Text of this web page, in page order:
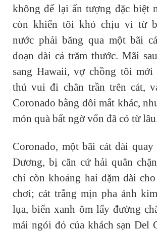
không để lại ấn tượng đặc biệt
còn khiến tôi khó chịu vì từ
nước phải băng qua một bãi
đoạn dài cả trăm thước. Mãi
sang Hawaii, vợ chồng tôi mới
thú vui đi chân trần trên cát,
Coronado bằng đôi mắt khác,
món quà bất ngờ vốn đã có từ
Coronado, một bãi cát dài
Dương, bị căn cứ hải quân
chỉ còn khoảng hai dặm dài
chơi; cát trắng mịn pha ánh
lụa, biển xanh ôm lấy đường
mái ngói đỏ của khách sạn Del